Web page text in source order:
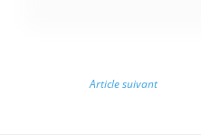
Article suivant